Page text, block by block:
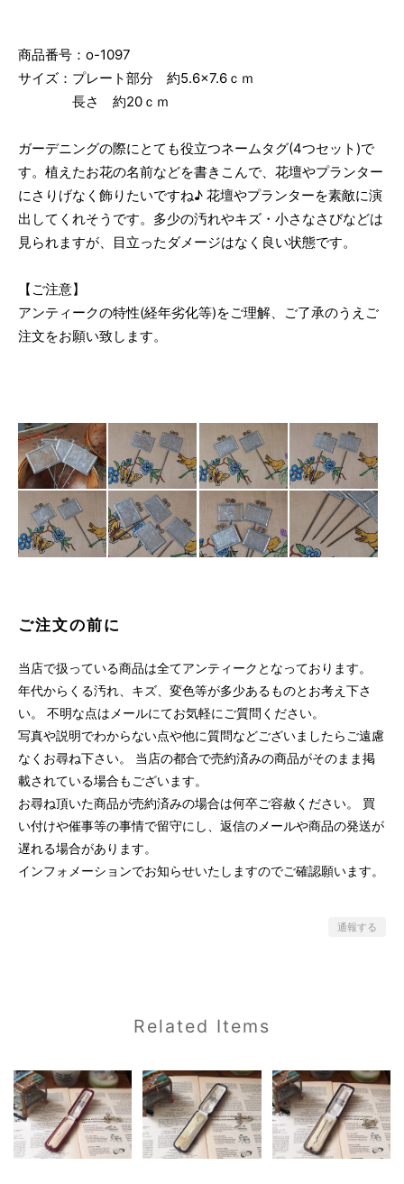
商品番号：o-1097
サイズ：プレート部分 約5.6×7.6ｃｍ
長さ 約20ｃｍ
ガーデニングの際にとても役立つネームタグ(4つセット)で
す。植えたお花の名前などを書きこんで、花壇やプランター
にさりげなく飾りたいですね♪ 花壇やプランターを素敵に演
出してくれそうです。多少の汚れやキズ・小さなさびなどは
見られますが、目立ったダメージはなく良い状態です。
【ご注意】
アンティークの特性(経年劣化等)をご理解、ご了承のうえご
注文をお願い致します。
ご注文の前に
当店で扱っている商品は全てアンティークとなっております。
年代からくる汚れ、キズ、変色等が多少あるものとお考え下さ
い。 不明な点はメールにてお気軽にご質問ください。
写真や説明でわからない点や他に質問などございましたらご遠慮
なくお尋ね下さい。 当店の都合で売約済みの商品がそのまま掲
載されている場合もございます。
お尋ね頂いた商品が売約済みの場合は何卒ご容赦ください。 買
い付けや催事等の事情で留守にし、返信のメールや商品の発送が
遅れる場合があります。
インフォメーションでお知らせいたしますのでご確認願います。
通報する
Related Items